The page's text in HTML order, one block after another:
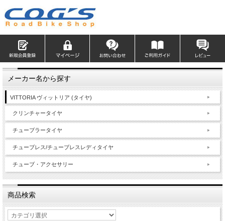
メーカー名から探す
VITTORIA ヴィットリア (タイヤ)
クリンチャータイヤ
チューブラータイヤ
チューブレス/チューブレスレディタイヤ
チューブ・アクセサリー
商品検索